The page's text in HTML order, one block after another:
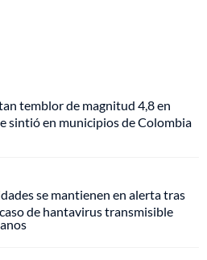
temblor de magnitud 4,8 en
sintió en municipios de Colombia
se mantienen en alerta tras
de hantavirus transmisible